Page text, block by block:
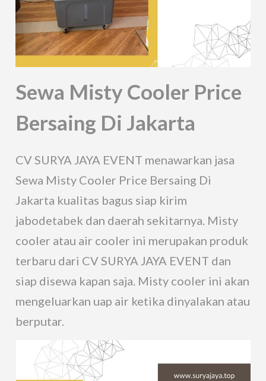
Sewa Misty Cooler Price
Bersaing Di Jakarta
CV SURYA JAYA EVENT menawarkan jasa
Sewa Misty Cooler Price Bersaing Di
Jakarta kualitas bagus siap kirim
jabodetabek dan daerah sekitarnya. Misty
cooler atau air cooler ini merupakan produk
terbaru dari CV SURYA JAYA EVENT dan
siap disewa kapan saja. Misty cooler ini akan
mengeluarkan uap air ketika dinyalakan atau
berputar.